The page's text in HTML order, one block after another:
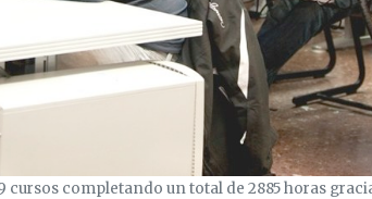
cursos completando un total de 2885 horas